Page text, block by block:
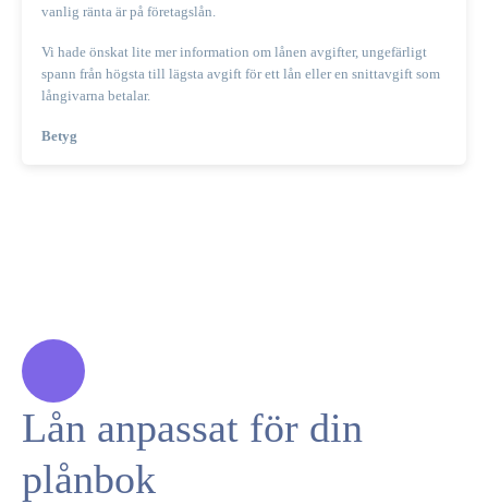
vanlig ränta är på företagslån.
Vi hade önskat lite mer information om lånen avgifter, ungefärligt
spann från högsta till lägsta avgift för ett lån eller en snittavgift som
långivarna betalar.
Betyg
Lån anpassat för din
plånbok